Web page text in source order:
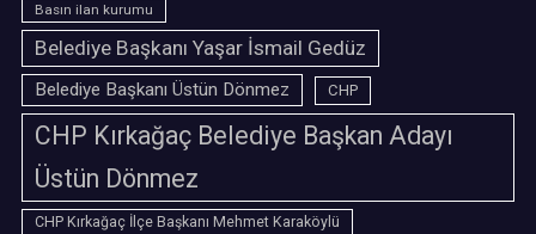
Basın ilan kurumu
Belediye Başkanı Yaşar İsmail Gedüz
Belediye Başkanı Üstün Dönmez CHP
CHP Kırkağaç Belediye Başkan Adayı
Üstün Dönmez
CHP Kırkağaç İlçe Başkanı Mehmet Karaköylü